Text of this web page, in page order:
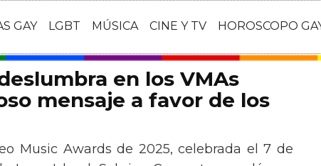
GAY LGBT MÚSICA CINE Y TV HOROSCOPO
en los VMAs
mensaje a favor de los
Music Awards de 2025, celebrada el 7 de